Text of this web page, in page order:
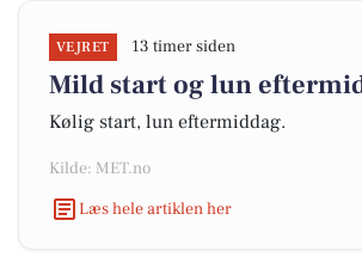
VEJRET 13 timer siden
Mild start og lun
Kølig start, lun eftermiddag.
Kilde: MET.no
Læs hele artiklen her